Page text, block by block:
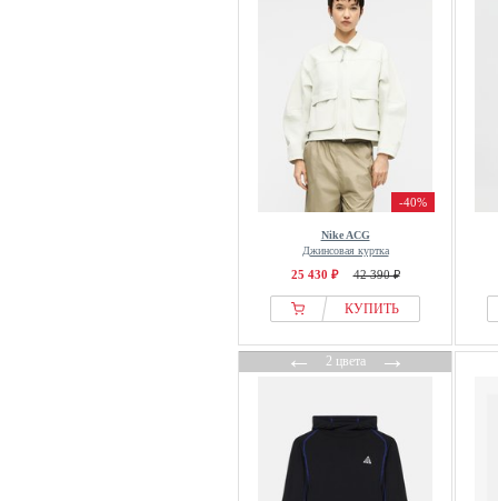
-40%
Nike ACG
Джинсовая куртка
25 430 ₽ 42 390 ₽
КУПИТЬ
←2 цвета→